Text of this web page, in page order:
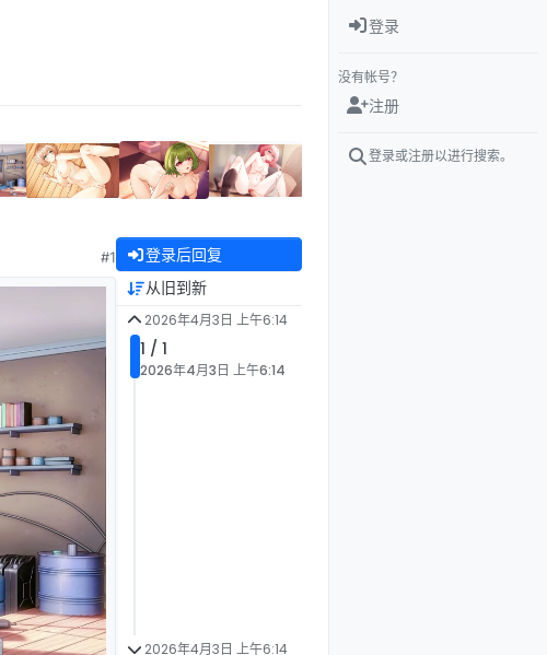
#1 登录后回复
从旧到新
2026年4月3日 上午6:14
1 / 1
2026年4月3日 上午6:14
2026年4月3日 上午6:14
登录
没有帐号？
注册
登录或注册以进行搜索。